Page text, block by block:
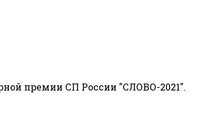
премии СП России "СЛОВО-2021".